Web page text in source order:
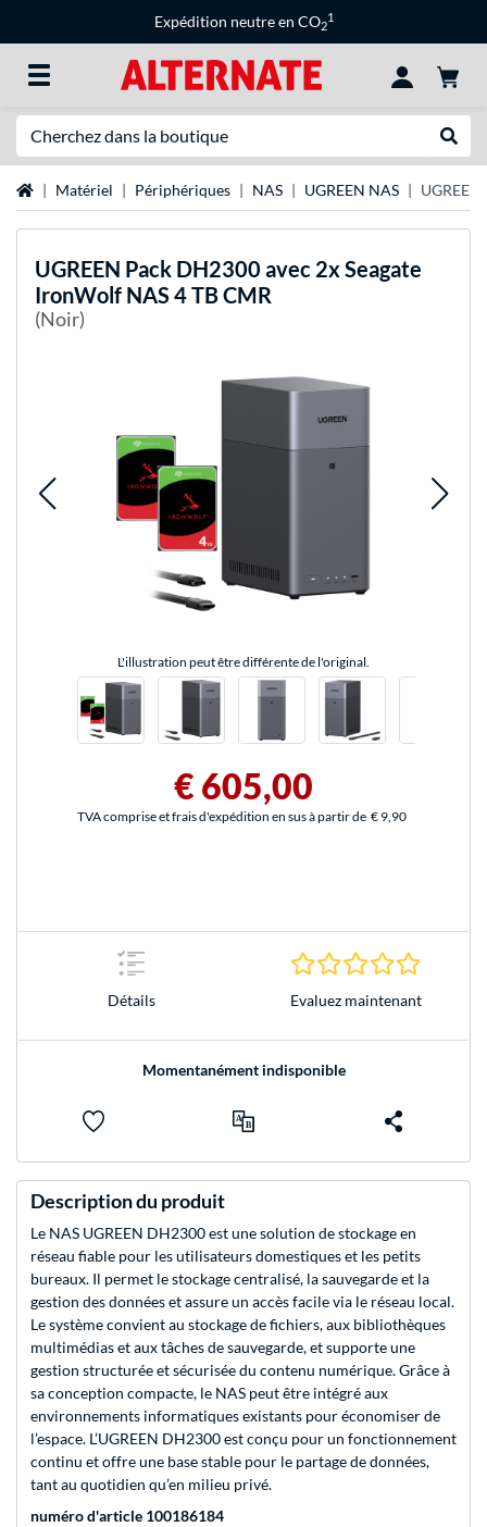
Expédition neutre en CO2
1
Page d'accueil
Matériel Périphériques NAS UGREEN NAS
UGREEN Pack DH2300 avec 2x Seagate
IronWolf NAS 4 TB CMR
(Noir)
L'illustration peut être différente de l'original.
€ 605,00
TVA comprise et frais d'expédition en sus à partir de € 9,90
Détails Evaluez maintenant
Momentanément indisponible
Description du produit
Le NAS UGREEN DH2300 est une solution de stockage en
réseau fiable pour les utilisateurs domestiques et les petits
bureaux. Il permet le stockage centralisé, la sauvegarde et la
gestion des données et assure un accès facile via le réseau local.
Le système convient au stockage de fichiers, aux bibliothèques
multimédias et aux tâches de sauvegarde, et supporte une
gestion structurée et sécurisée du contenu numérique. Grâce à
sa conception compacte, le NAS peut être intégré aux
environnements informatiques existants pour économiser de
l’espace. L’UGREEN DH2300 est conçu pour un fonctionnement
continu et offre une base stable pour le partage de données,
tant au quotidien qu’en milieu privé.
numéro d'article 100186184